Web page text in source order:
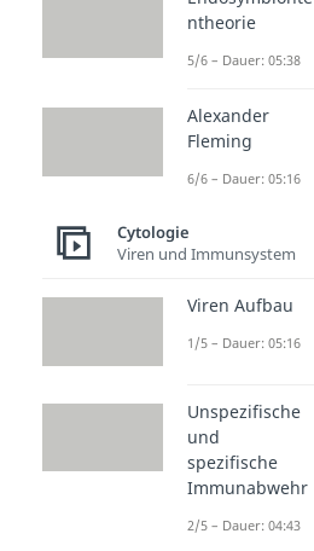
ntheorie
5/6 – Dauer: 05:38
Alexander
Fleming
6/6 – Dauer: 05:16
Cytologie
Viren und Immunsystem
Viren Aufbau
1/5 – Dauer: 05:16
Unspezifische
und
spezifische
Immunabwehr
2/5 – Dauer: 04:43